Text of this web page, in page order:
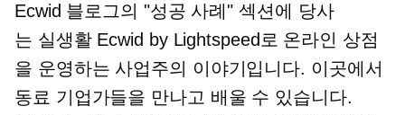
Ecwid 블로그의 "성공 사례" 섹션에 당사
는 실생활Ecwid by Lightspeed로 온라인 상점
을 운영하는 사업주의 이야기입니다. 이곳에서
동료 기업가들을 만나고 배울 수 있습니다.